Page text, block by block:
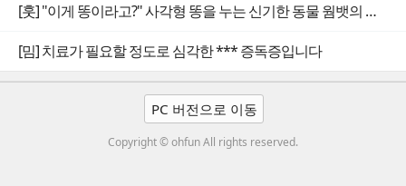
[훗] "이게 똥이라고?" 사각형 똥을 누는 신기한 동물 웜뱃의 비밀
[밈] 치료가 필요할 정도로 심각한 *** 증독증입니다
PC 버전으로 이동
Copyright © ohfun All rights reserved.